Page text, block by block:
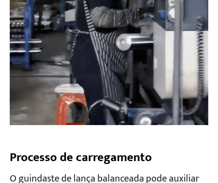
Processo de carregamento
O guindaste de lança balanceada pode auxiliar